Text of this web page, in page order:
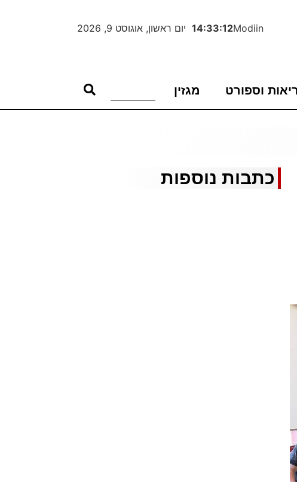
Modiin
14:33:13 יום ראשון, אוגוסט 9, 2026
וספורט מגזין
כתבות נוספות